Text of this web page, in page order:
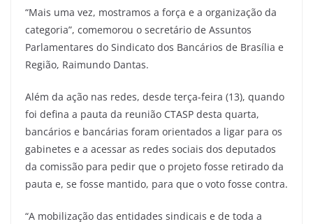
“Mais uma vez, mostramos a força e a organização da
categoria”, comemorou o secretário de Assuntos
Parlamentares do Sindicato dos Bancários de Brasília e
Região, Raimundo Dantas.
Além da ação nas redes, desde terça-feira (13), quando
foi defina a pauta da reunião CTASP desta quarta,
bancários e bancárias foram orientados a ligar para os
gabinetes e a acessar as redes sociais dos deputados
da comissão para pedir que o projeto fosse retirado da
pauta e, se fosse mantido, para que o voto fosse contra.
“A mobilização das entidades sindicais e de toda a